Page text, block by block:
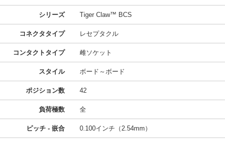
シリーズ Tiger Claw™ BCS
コネクタタイプ レセプタクル
コンタクトタイプ 雌ソケット
スタイル ボード～ボード
ポジション数 42
負荷極数 全
ピッチ - 嵌合 0.100インチ（2.54mm）